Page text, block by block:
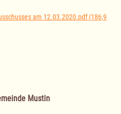
am 12.03.2020.pdf(186,9
Mustin